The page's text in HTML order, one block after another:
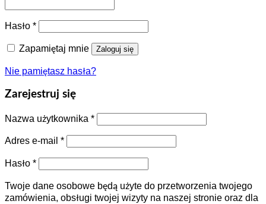
Hasło *
Zapamiętaj mnie Zaloguj się
Nie pamiętasz hasła?
Zarejestruj się
Nazwa użytkownika *
Adres e-mail *
Hasło *
Twoje dane osobowe będą użyte do przetworzenia twojego
zamówienia, obsługi twojej wizyty na naszej stronie oraz dla